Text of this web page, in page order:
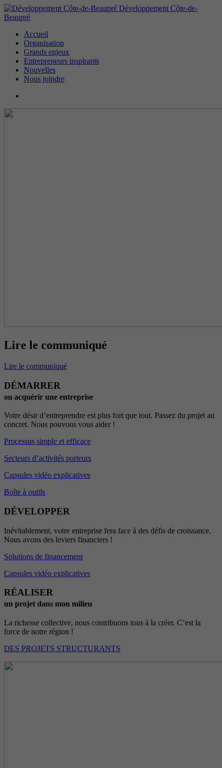
Développement Côte-de-
Beaupré
Accueil
Organisation
Grands enjeux
Entrepreneurs inspirants
Nouvelles
Nous joindre
Lire le communiqué
Lire le communiqué
DÉMARRER
ou acquérir une entreprise
Votre désir d’entreprendre est plus fort que tout. Passez du projet au
concret. Nous pouvons vous aider !
Processus simple et efficace
Secteurs d’activités porteurs
Capsules vidéo explicatives
Boîte à outils
DÉVELOPPER
Inévitablement, votre entreprise fera face à des défis de croissance.
Nous avons des leviers financiers !
Solutions de financement
Capsules vidéo explicatives
RÉALISER
un projet dans mon milieu
La richesse collective, nous contribuons tous à la créer. C’est la
force de notre région !
DES PROJETS STRUCTURANTS